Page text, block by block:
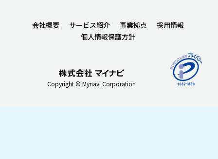
Copyright © Mynavi Corporation
会社概要 サービス紹介 事業拠点
採用情報
個人情報保護方針